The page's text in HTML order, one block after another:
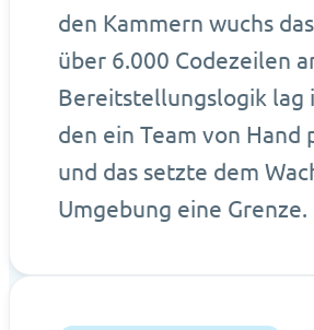
den Kammern wuchs
über 6.000 Codezeilen
Bereitstellungslogik lag
den ein Team von Hand
und das setzte dem
Umgebung eine Grenze.